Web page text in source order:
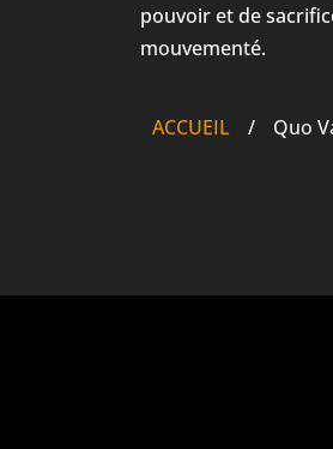
pouvoir et de
mouvementé.
ACCUEIL / Quo